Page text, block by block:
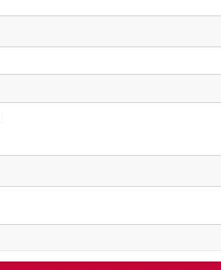
Cola 1.5lt επιλογής
Μπύρες Βεργίνα 330ml